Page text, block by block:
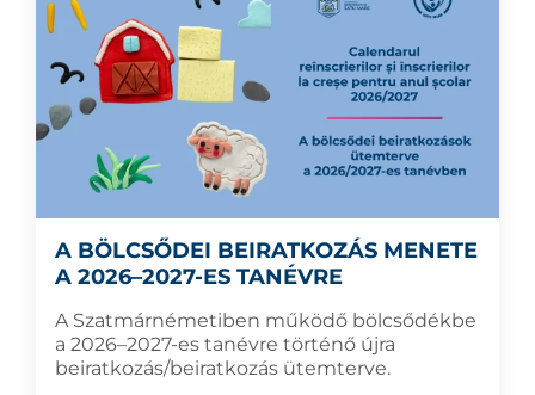
A BÖLCSŐDEI BEIRATKOZÁS MENETE
A 2026–2027-ES TANÉVRE
A Szatmárnémetiben működő bölcsődékbe
a 2026–2027-es tanévre történő újra
beiratkozás/beiratkozás ütemterve.